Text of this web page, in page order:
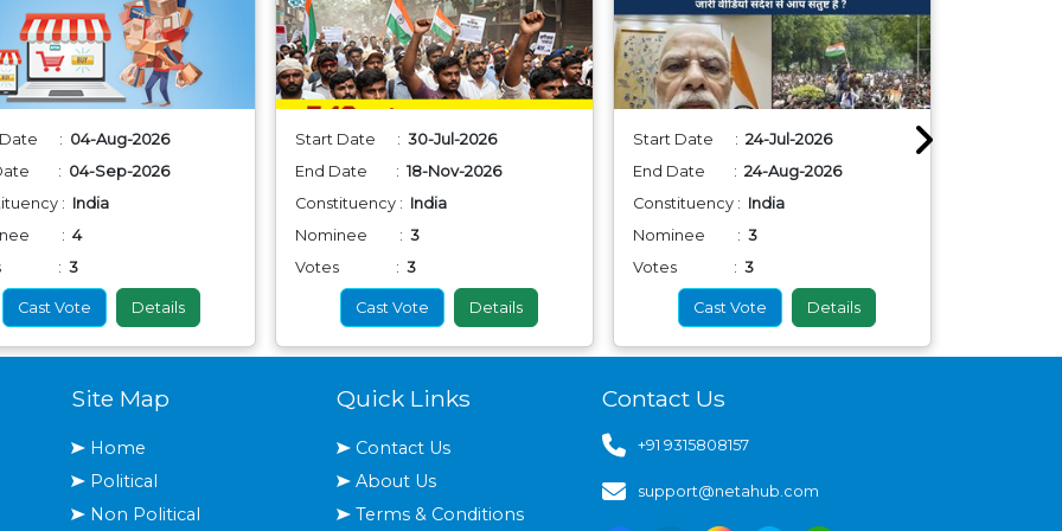
Date : 04-Aug-2026
: 04-Sep-2026
: India
: 4
: 3
Cast Vote Details
Start Date : 30-Jul-2026
End Date : 18-Nov-2026
Constituency : India
Nominee : 3
Votes : 3
Cast Vote Details
Start Date : 24-Jul-2026
End Date : 24-Aug-2026
Constituency : India
Nominee : 3
Votes : 3
Cast Vote Details
Site Map
Home
Political
Non Political
Quick Links
Contact Us
About Us
Terms & Conditions
Contact Us
+91 9315808157
support@netahub.com